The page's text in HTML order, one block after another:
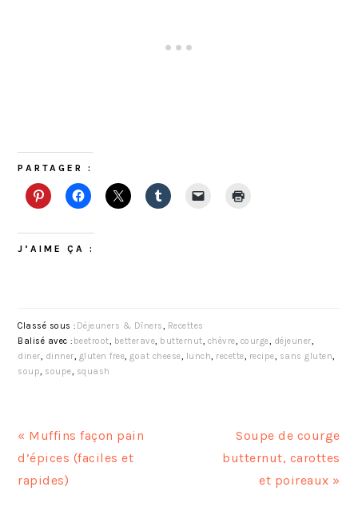
PARTAGER :
J’AIME ÇA :
Classé sous : Déjeuners & Dîners, Recettes
Balisé avec : beetroot, betterave, butternut, chèvre, courge, déjeuner,
diner, dinner, gluten free,goat cheese, lunch, recette, recipe, sans gluten,
soup, soupe, squash
A
r
t
« Muffins façon pain
d’épices (faciles et
rapides)
A
r
Soupe de courge
butternut, carottes
et poireaux »